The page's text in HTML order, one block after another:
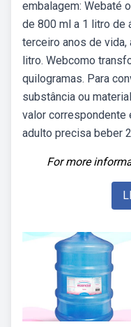
embalagem: Webaté
de 800 ml a 1 litro de
terceiro anos de vida,
litro. Webcomo
quilogramas. Para
substância ou
valor correspondente
adulto precisa beber
For more